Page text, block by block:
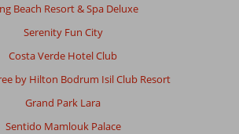
Beach Resort & Spa Deluxe
Serenity Fun City
Costa Verde Hotel Club
by Hilton Bodrum Isil Club Resort
Grand Park Lara
Sentido Mamlouk Palace